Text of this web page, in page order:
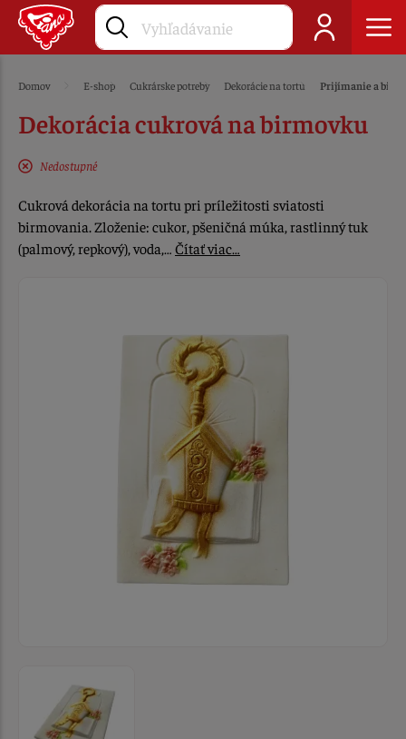
Domov E-shop Cukrárske potreby Dekorácie na tortu Prijímanie a
Dekorácia cukrová na birmovku
Nedostupné
Cukrová dekorácia na tortu pri príležitosti sviatosti
birmovania. Zloženie: cukor, pšeničná múka, rastlinný tuk
(palmový, repkový), voda,… Čítať viac…